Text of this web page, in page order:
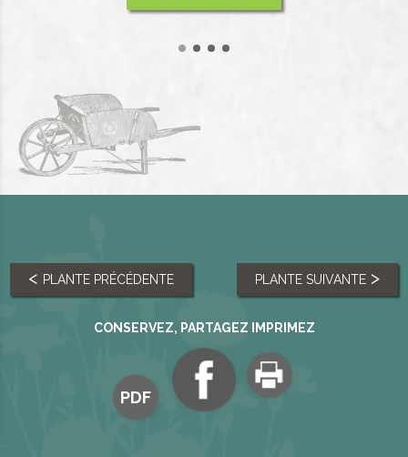
PLANTE PRÉCÉDENTE PLANTE SUIVANTE
CONSERVEZ, PARTAGEZ IMPRIMEZ
PDF